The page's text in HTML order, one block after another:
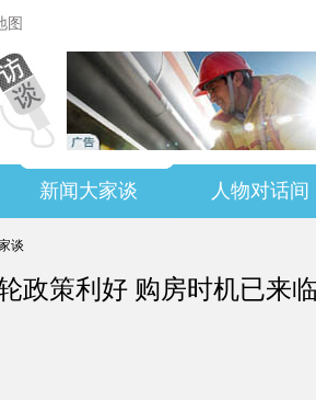
图
新闻大家谈 人物对话间
谈
政策利好 购房时机已来